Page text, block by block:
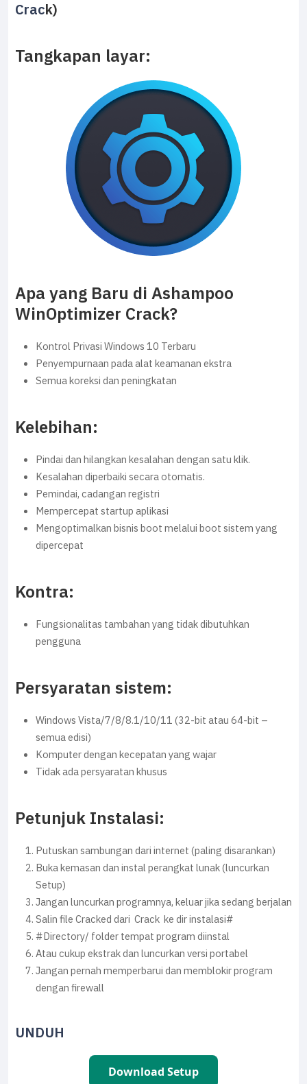
Crack)
Tangkapan layar:
Apa yang Baru di Ashampoo
WinOptimizer Crack?
Kontrol Privasi Windows 10 Terbaru
Penyempurnaan pada alat keamanan ekstra
Semua koreksi dan peningkatan
Kelebihan:
Pindai dan hilangkan kesalahan dengan satu klik.
Kesalahan diperbaiki secara otomatis.
Pemindai, cadangan registri
Mempercepat startup aplikasi
Mengoptimalkan bisnis boot melalui boot sistem yang
dipercepat
Kontra:
Fungsionalitas tambahan yang tidak dibutuhkan
pengguna
Persyaratan sistem:
Windows Vista/7/8/8.1/10/11 (32-bit atau 64-bit –
semua edisi)
Komputer dengan kecepatan yang wajar
Tidak ada persyaratan khusus
Petunjuk Instalasi:
Putuskan sambungan dari internet (paling disarankan)
Buka kemasan dan instal perangkat lunak (luncurkan
Setup)
Jangan luncurkan programnya, keluar jika sedang berjalan
Salin file Cracked dari Crack ke dir instalasi#
#Directory/ folder tempat program diinstal
Atau cukup ekstrak dan luncurkan versi portabel
Jangan pernah memperbarui dan memblokir program
dengan firewall
UNDUH
Download Setup